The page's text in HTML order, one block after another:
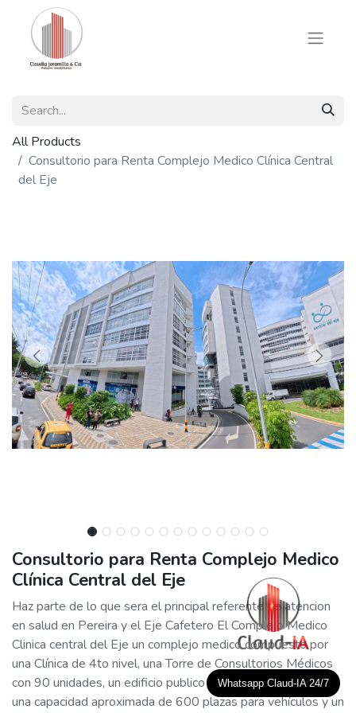
All Products
Consultorio para Renta Complejo Medico Clínica Central
del Eje
Consultorio para Renta Complejo Medico
Clínica Central del Eje
Haz parte de lo que sera el principal referente de atencion
en salud en Pereira y el Eje Cafetero El Complejo Medico
Clinica central del Eje un complejo medico compuesto por
una Clínica de 4to nivel, una Torre de Consultorios Médicos
con 90 unidades, un edificio publico de parqueaderos con
una capacidad aproximada de 600 plazas para vehículos y un
Whatsapp Claud-IA 24/7